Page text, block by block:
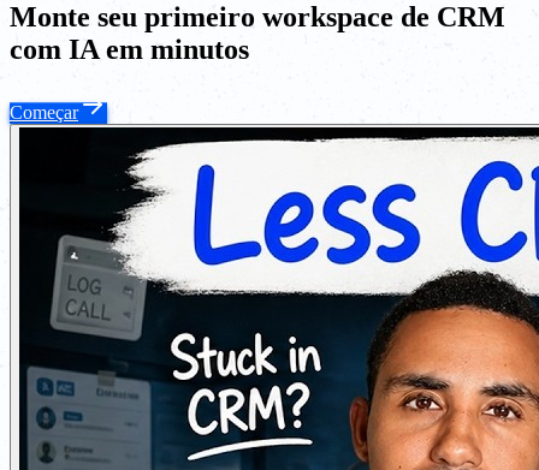
Monte seu primeiro workspace de CRM
com IA em minutos
Começar